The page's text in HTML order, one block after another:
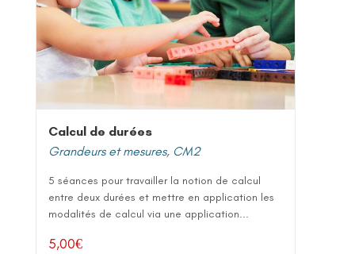
Calcul de durées
Grandeurs et mesures, CM2
5 séances pour travailler la notion de calcul
entre deux durées et mettre en application les
modalités de calcul via une application...
5,00€